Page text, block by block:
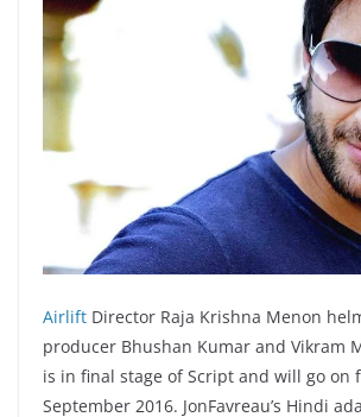
Airlift Director Raja Krishna Menon
producer Bhushan Kumar and Vikram
is in final stage of Script and will go on
September 2016. JonFavreau’s Hindi